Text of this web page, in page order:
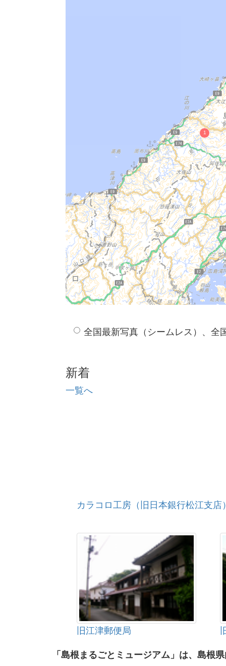
全国最新写真（シームレス）、全
新着
一覧へ
カラコロ工房（旧日本銀行松江支店
旧江津郵便局
「島根まるごとミュージアム」は、島根